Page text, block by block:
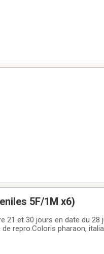
5F/1M x6)
21 et 30 jours en date du 28
repro.Coloris pharaon,